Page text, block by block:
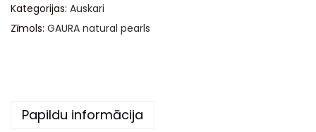
Kategorijas: Auskari
Zīmols: GAURA natural pearls
Papildu informācija